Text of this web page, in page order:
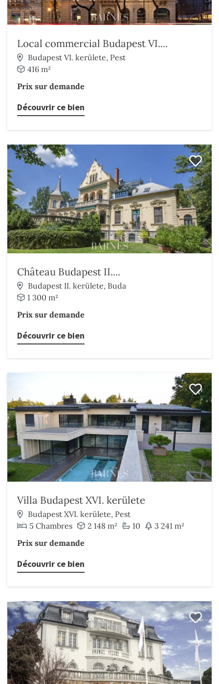
Local commercial Budapest VI....
Budapest VI. kerülete, Pest
416 m²
Prix sur demande
Découvrir ce bien
Château Budapest II....
Budapest II. kerülete, Buda
1 300 m²
Prix sur demande
Découvrir ce bien
Villa Budapest XVI. kerülete
Budapest XVI. kerülete, Pest
5 Chambres
2 148 m² 10
3 241 m²
Prix sur demande
Découvrir ce bien